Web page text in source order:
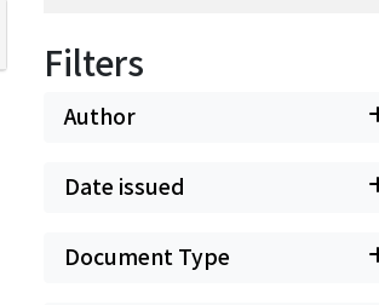
Filters
Author
Date issued
Document Type